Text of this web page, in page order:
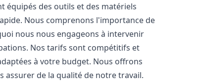
équipés des outils et des matériels
Nous comprenons l'importance de
nous nous engageons à intervenir
Nos tarifs sont compétitifs et
à votre budget. Nous offrons
assurer de la qualité de notre travail.